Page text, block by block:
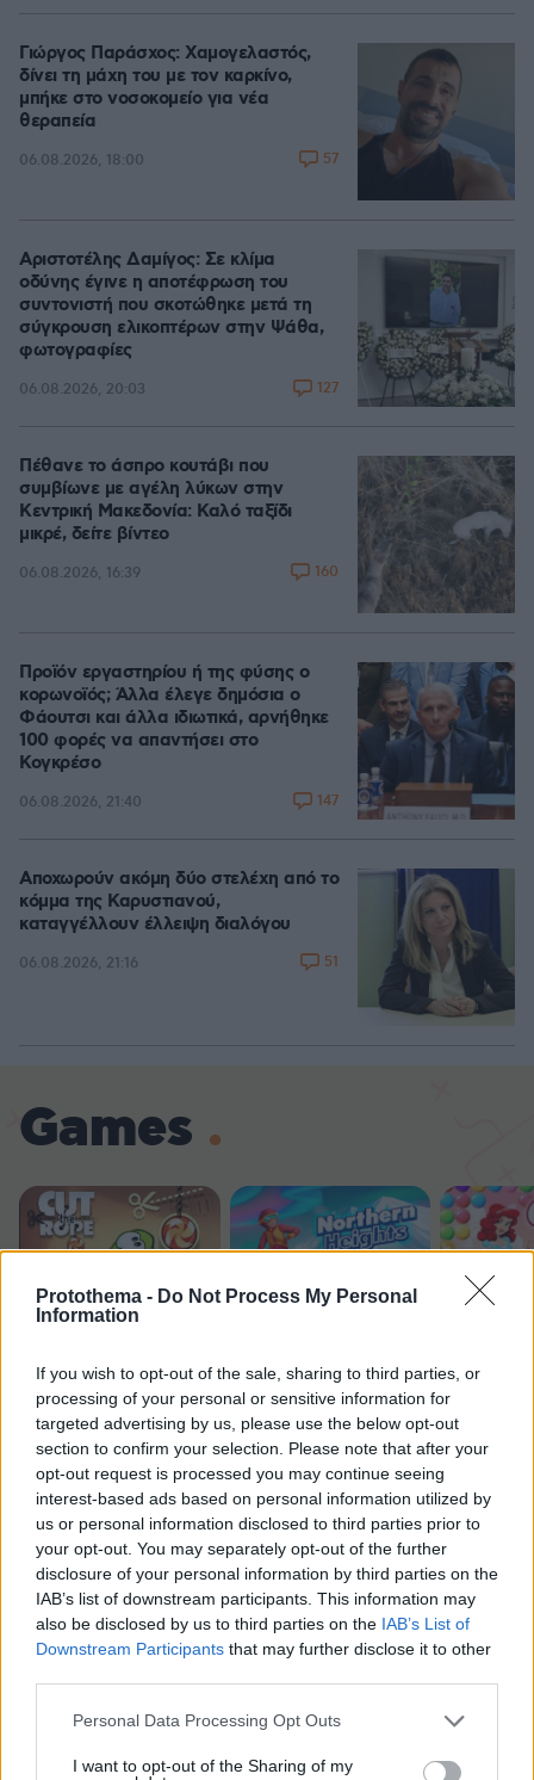
Protothema - Do Not Process My Personal
Information
If you wish to opt-out of the sale, sharing to third parties, or
processing of your personal or sensitive information for
targeted advertising by us, please use the below opt-out
section to confirm your selection. Please note that after your
opt-out request is processed you may continue seeing
interest-based ads based on personal information utilized by
us or personal information disclosed to third parties prior to
your opt-out. You may separately opt-out of the further
disclosure of your personal information by third parties on the
IAB’s list of downstream participants. This information may
also be disclosed by us to third parties on the IAB’s List of
Downstream Participants that may further disclose it to other
Please note that this website/app uses one or more Google
not limited to your visit or usage behaviour. You may click to
Personal Data Processing Opt Outs
I want to opt-out of the Sharing of my
Γιώργος Παράσχος: Χαμογελαστός,
δίνει τη μάχη του με τον καρκίνο,
μπήκε στο νοσοκομείο για νέα
θεραπεία
06.08.2026, 18:00 57
Αριστοτέλης Δαμίγος: Σε κλίμα
οδύνης έγινε η αποτέφρωση του
συντονιστή που σκοτώθηκε μετά τη
σύγκρουση ελικοπτέρων στην Ψάθα,
φωτογραφίες
06.08.2026, 20:03 127
Πέθανε το άσπρο κουτάβι που
συμβίωνε με αγέλη λύκων στην
Κεντρική Μακεδονία: Καλό ταξίδι
μικρέ, δείτε βίντεο
06.08.2026, 16:39 160
Προϊόν εργαστηρίου ή της φύσης ο
κορωνοϊός; Άλλα έλεγε δημόσια ο
Φάουτσι και άλλα ιδιωτικά, αρνήθηκε
100 φορές να απαντήσει στο
Κογκρέσο
06.08.2026, 21:40 147
Αποχωρούν ακόμη δύο στελέχη από το
κόμμα της Καρυστιανού,
καταγγέλλουν έλλειψη διαλόγου
06.08.2026, 21:16 51
Games
Cut The Rope Northern Heights
ΔΕΙΤΕ ΟΛΑ ΤΑ GAMES
Best of Network